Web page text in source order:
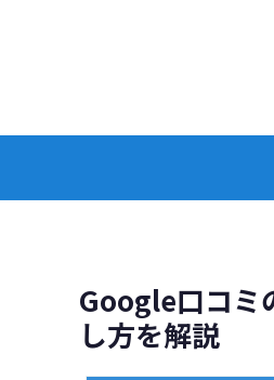
Google口コミ
し方を解説